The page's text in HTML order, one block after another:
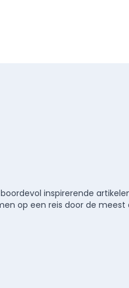
inspirerende
op een reis door de